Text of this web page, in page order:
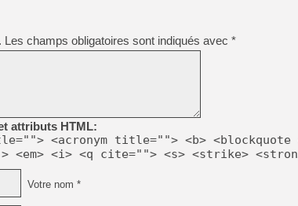
[Mo5] Brickboy cherche à
[GK] Minecraft et ses «
[GK] Beast of
[GK] Ubisoft : fin de partie
[GK] Mémoire cash -
[GK] Dan Houser (GTA)
[GK] Comment EA Sports
[GK] Crimson Moon : un
[GK] Isle of Reveries : le
[GK] Moonlighter 2 : The
[GK] Capcom relance
[GK] Guillermo del Toro
Les champs obligatoires sont indiqués avec *
attributs HTML:
<acronym title=""> <b> <blockquote
<em> <i> <q cite=""> <s> <strike>
Votre nom *